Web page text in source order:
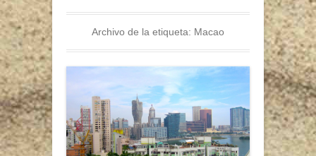
Archivo de la etiqueta: Macao